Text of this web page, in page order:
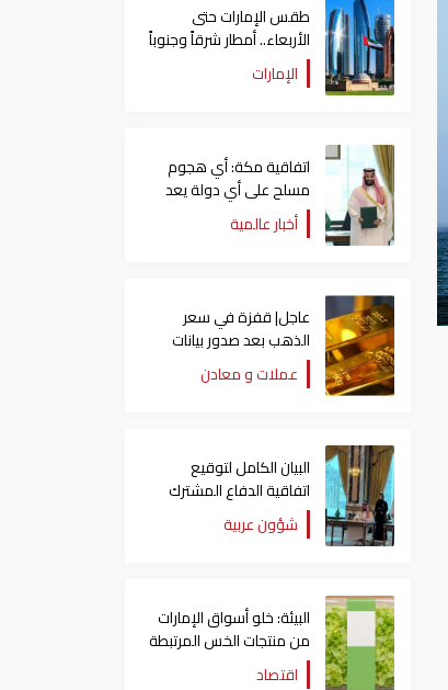
طقس الإمارات حتى
الأربعاء.. أمطار شرقاً وجنوباً
وانخفاض تدريجي للحرارة
الإمارات
اتفاقية مكة: أي هجوم
مسلح على أي دولة يعد
هجوما على الدول الثلاث
جميعا
أخبار عالمية
عاجل| قفزة في سعر
الذهب بعد صدور بيانات
الوظائف الأمريكية
عملات و معادن
البيان الكامل لتوقيع
اتفاقية الدفاع المشترك
بين السعودية وتركيا
وباكستان
شؤون عربية
البيئة: خلو أسواق الإمارات
من منتجات الخس المرتبطة
بتفشي داء السيكلوسبورا
اقتصاد